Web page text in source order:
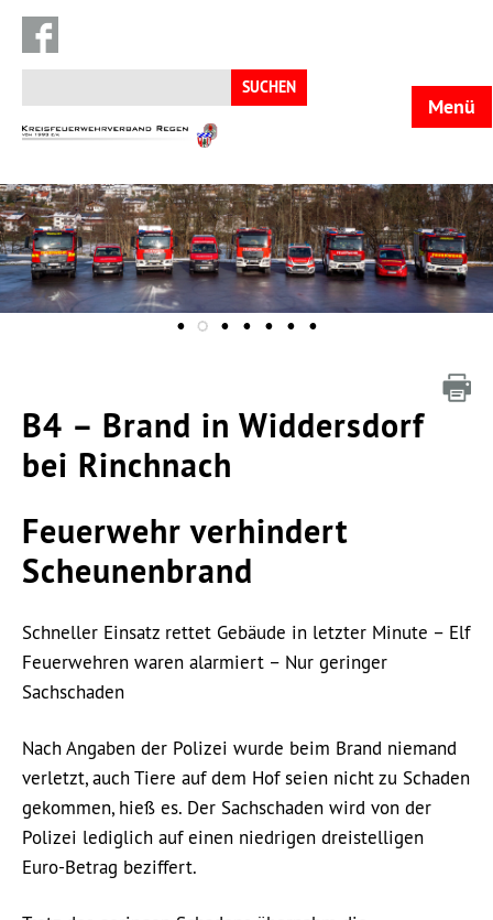
Suchen
nach:
KFV
Menü
B4 – Brand in Widdersdorf
bei Rinchnach
Feuerwehr verhindert
Scheunenbrand
Schneller Einsatz rettet Gebäude in letzter Minute – Elf
Feuerwehren waren alarmiert – Nur geringer
Sachschaden
Nach Angaben der Polizei wurde beim Brand niemand
verletzt, auch Tiere auf dem Hof seien nicht zu Schaden
gekommen, hieß es. Der Sachschaden wird von der
Polizei lediglich auf einen niedrigen dreistelligen
Euro-Betrag beziffert.